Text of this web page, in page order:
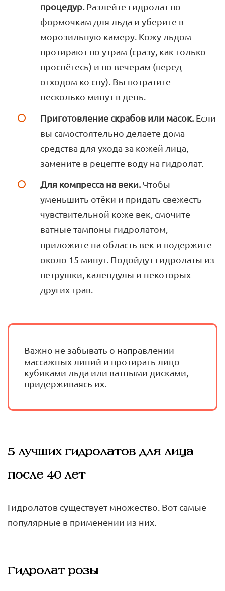
процедур. Разлейте гидролат по
формочкам для льда и уберите в
морозильную камеру. Кожу льдом
протирают по утрам (сразу, как только
проснётесь) и по вечерам (перед
отходом ко сну). Вы потратите
несколько минут в день.
Приготовление скрабов или масок. Если
вы самостоятельно делаете дома
средства для ухода за кожей лица,
замените в рецепте воду на гидролат.
Для компресса на веки. Чтобы
уменьшить отёки и придать свежесть
чувствительной коже век, смочите
ватные тампоны гидролатом,
приложите на область век и подержите
около 15 минут. Подойдут гидролаты из
петрушки, календулы и некоторых
других трав.
Важно не забывать о направлении
массажных линий и протирать лицо
кубиками льда или ватными дисками,
придерживаясь их.
5 лучших гидролатов для лица
после 40 лет
Гидролатов существует множество. Вот самые
популярные в применении из них.
Гидролат розы